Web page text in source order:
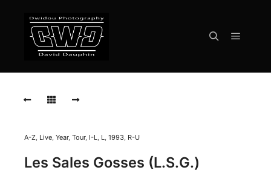
Gosses-
A-Z, Live, Year, Tour, I-L, L, 1993, R-U
Les Sales Gosses (L.S.G.)